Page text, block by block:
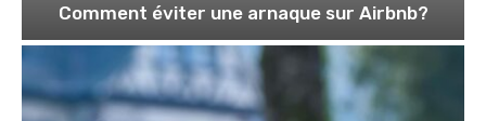
Comment éviter une arnaque sur Airbnb?